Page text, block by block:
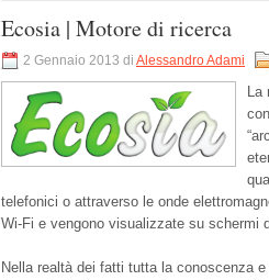
Ecosia | Motore di ricerca
2 Gennaio 2013 di Alessandro Adami
La
telefonici o attraverso le onde
Wi-Fi e vengono visualizzate su schermi
Nella realtà dei fatti tutta la conoscenza